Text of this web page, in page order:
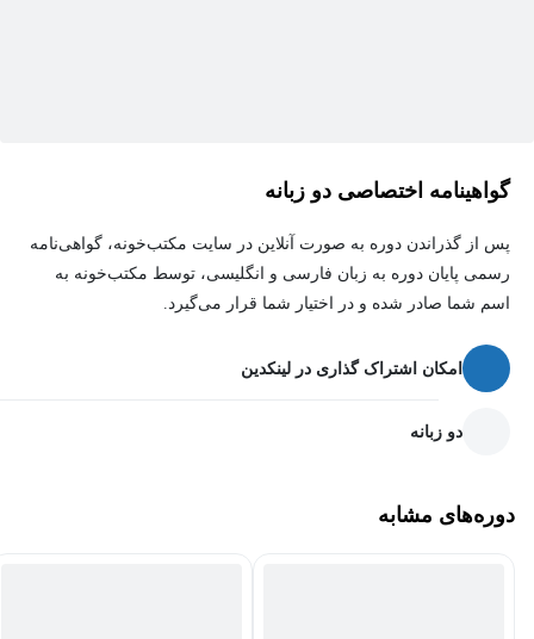
گواهینامه اختصاصی دو زبانه
پس از گذراندن دوره به صورت آنلاین در سایت مکتب‌خونه، گواهی‌نامه
رسمی پایان دوره به زبان فارسی و انگلیسی، توسط مکتب‌خونه به
اسم شما صادر شده و در اختیار شما قرار می‌گیرد.
امکان اشتراک گذاری در لینکدین
دو زبانه
دوره‌های مشابه